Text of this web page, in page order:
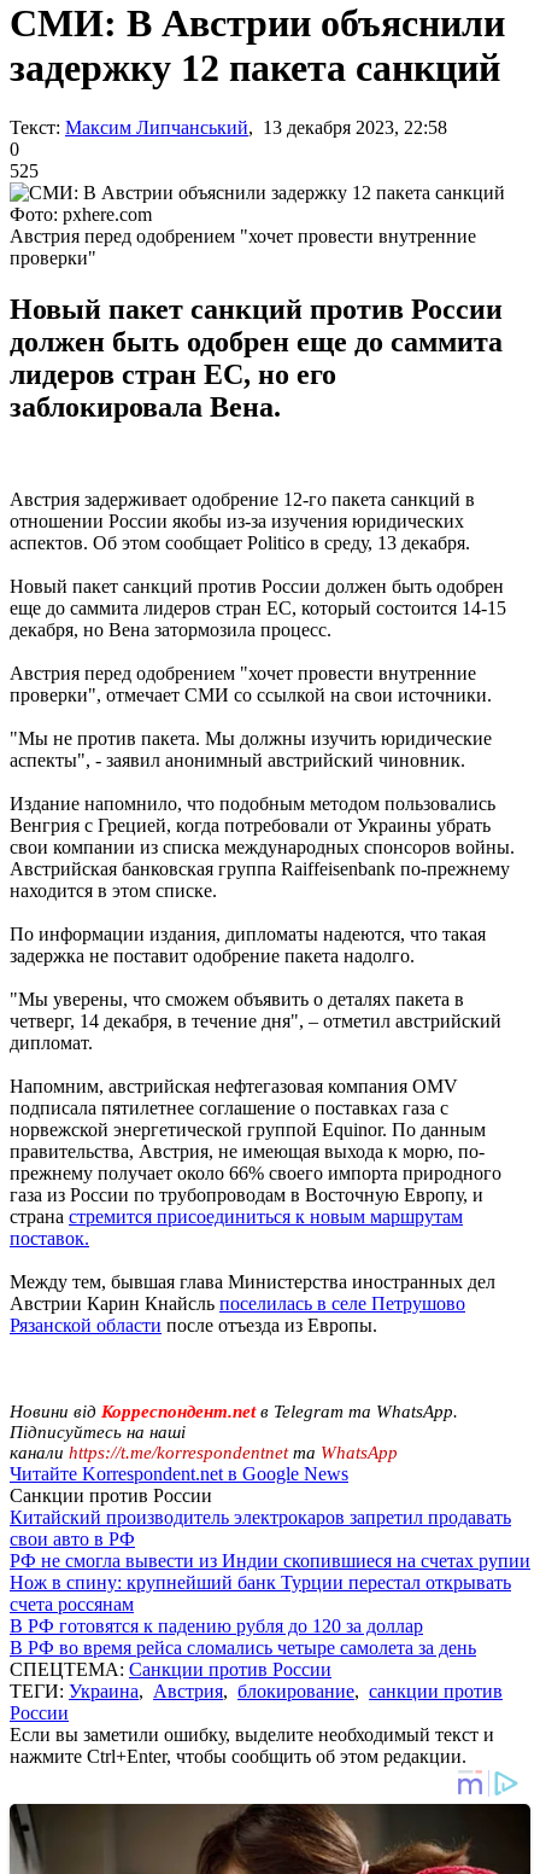
СМИ: В Австрии объяснили
задержку 12 пакета санкций
Текст: Максим Липчанський, 13 декабря 2023, 22:58
0
525
Фото: pxhere.com
Австрия перед одобрением "хочет провести внутренние
проверки"
Новый пакет санкций против России
должен быть одобрен еще до саммита
лидеров стран ЕС, но его
заблокировала Вена.
Австрия задерживает одобрение 12-го пакета санкций в
отношении России якобы из-за изучения юридических
аспектов. Об этом сообщает Politico в среду, 13 декабря.
Новый пакет санкций против России должен быть одобрен
еще до саммита лидеров стран ЕС, который состоится 14-15
декабря, но Вена затормозила процесс.
Австрия перед одобрением "хочет провести внутренние
проверки", отмечает СМИ со ссылкой на свои источники.
"Мы не против пакета. Мы должны изучить юридические
аспекты", - заявил анонимный австрийский чиновник.
Издание напомнило, что подобным методом пользовались
Венгрия с Грецией, когда потребовали от Украины убрать
свои компании из списка международных спонсоров войны.
Австрийская банковская группа Raiffeisenbank по-прежнему
находится в этом списке.
По информации издания, дипломаты надеются, что такая
задержка не поставит одобрение пакета надолго.
"Мы уверены, что сможем объявить о деталях пакета в
четверг, 14 декабря, в течение дня", – отметил австрийский
дипломат.
Напомним, австрийская нефтегазовая компания OMV
подписала пятилетнее соглашение о поставках газа с
норвежской энергетической группой Equinor. По данным
правительства, Австрия, не имеющая выхода к морю, по-
прежнему получает около 66% своего импорта природного
газа из России по трубопроводам в Восточную Европу, и
страна стремится присоединиться к новым маршрутам
поставок.
Между тем, бывшая глава Министерства иностранных дел
Австрии Карин Кнайсль поселилась в селе Петрушово
Рязанской области после отъезда из Европы.
Новини від Корреспондент.netв Telegram та WhatsApp.
Підписуйтесь на наші
канали https://t.me/korrespondentnetта WhatsApp
Читайте Korrespondent.net в Google News
Санкции против России
Китайский производитель электрокаров запретил продавать
свои авто в РФ
РФ не смогла вывести из Индии скопившиеся на счетах рупии
Нож в спину: крупнейший банк Турции перестал открывать
счета россянам
В РФ готовятся к падению рубля до 120 за доллар
В РФ во время рейса сломались четыре самолета за день
СПЕЦТЕМА: Санкции против России
ТЕГИ: Украина, Австрия, блокирование, санкции против
России
Если вы заметили ошибку, выделите необходимый текст и
нажмите Ctrl+Enter, чтобы сообщить об этом редакции.